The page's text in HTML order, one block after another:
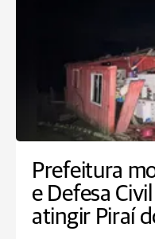
Prefeitura
e Defesa
atingir Piraí